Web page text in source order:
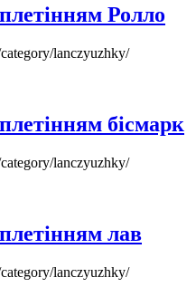
Ролло
lanczyuzhky/
бісмарк
lanczyuzhky/
лав
lanczyuzhky/